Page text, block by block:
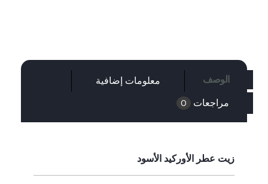
الوصف
معلومات إضافية
مراجعات
0
زيت عطر الأوركيد الأسود